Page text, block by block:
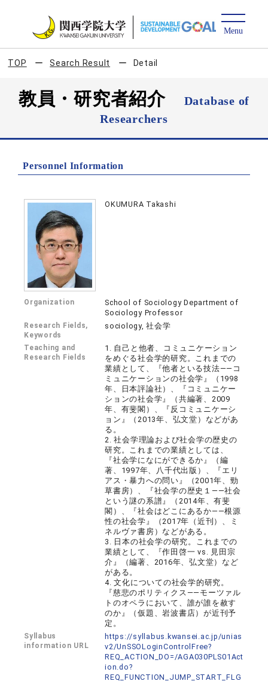
TOP Search Result Detail
教員・研究者紹介
Database of
Researchers
Personnel Information
OKUMURA Takashi
Organization
School of Sociology Department of
Sociology Professor
Research Fields,
Keywords
sociology, 社会学
Teaching and
Research Fields
1. 自己と他者、コミュニケーション
をめぐる社会学的研究。これまでの
業績として、『他者といる技法――コ
ミュニケーションの社会学』（1998
年、日本評論社）、『コミュニケー
ションの社会学』（共編著、2009
年、有斐閣）、『反コミュニケーシ
ョン』（2013年、弘文堂）などがあ
る。
2. 社会学理論および社会学の歴史の
研究。これまでの業績としては、
『社会学になにができるか』（編
著、1997年、八千代出版）、『エリ
アス・暴力への問い』（2001年、勁
草書房）、『社会学の歴史１――社会
という謎の系譜』（2014年、有斐
閣）、『社会はどこにあるか――根源
性の社会学』（2017年（近刊）、ミ
ネルヴァ書房）などがある。
3. 日本の社会学の研究。これまでの
業績として、『作田啓一 vs. 見田宗
介』（編著、2016年、弘文堂）など
がある。
4. 文化についての社会学的研究。
『慈悲のポリティクス――モーツァル
トのオペラにおいて、誰が誰を赦す
のか』（仮題、岩波書店）が近刊予
定。
Syllabus
information URL
https://syllabus.kwansei.ac.jp/unias
v2/UnSSOLoginControlFree?
REQ_ACTION_DO=/AGA030PLS01Act
ion.do?
REQ_FUNCTION_JUMP_START_FLG